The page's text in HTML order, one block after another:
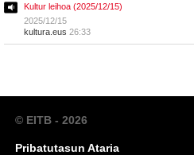
Kultur leihoa (2025/12/15)
2025/12/15
kultura.eus 26:33
© EITB - 2026
Pribatutasun Ataria